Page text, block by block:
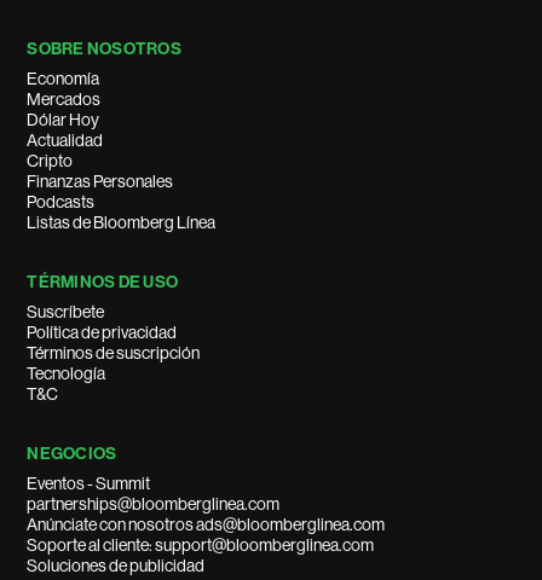
SOBRE NOSOTROS
Economía
Mercados
Dólar Hoy
Actualidad
Cripto
Finanzas Personales
Podcasts
Listas de Bloomberg Línea
TÉRMINOS DE USO
Suscríbete
Política de privacidad
Términos de suscripción
Tecnología
T&C
NEGOCIOS
Eventos - Summit
partnerships@bloomberglinea.com
Anúnciate con nosotros ads@bloomberglinea.com
Soporte al cliente: support@bloomberglinea.com
Soluciones de publicidad